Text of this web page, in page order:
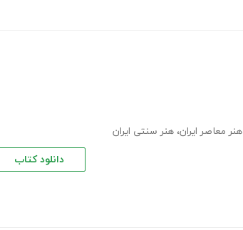
هنر معاصر ایران، هنر سنتی ایران
دانلود کتاب